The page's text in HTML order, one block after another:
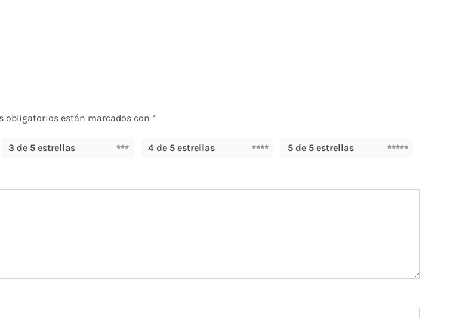
obligatorios están marcados con *
3 de 5 estrellas 4 de 5 estrellas 5 de 5 estrellas